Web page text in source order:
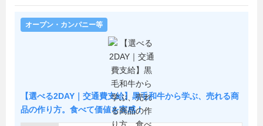
オープン・カンパニー等
【選べる2DAY｜交通費支給】黒毛和牛から学ぶ、売れる商
品の作り方。食べて価値を実感！